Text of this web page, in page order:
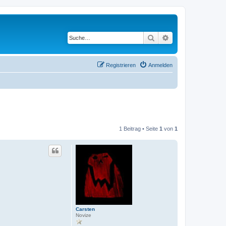
Suche
Anmelden
Registrieren
1 Beitrag • Seite 1 von 1
Carsten
Novize